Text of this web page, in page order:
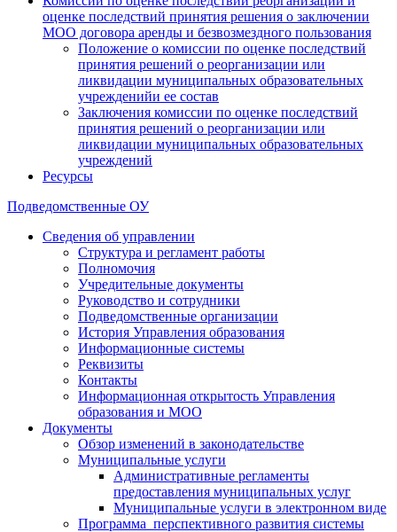
оценке последствий принятия решения о заключении
МОО договора аренды и безвозмездного пользования
Положение о комиссии по оценке последствий
принятия решений о реорганизации или
ликвидации муниципальных образовательных
учрежденийи ее состав
Заключения комиссии по оценке последствий
принятия решений о реорганизации или
ликвидации муниципальных образовательных
учреждений
Ресурсы
Подведомственные ОУ
Сведения об управлении
Структура и регламент работы
Полномочия
Учредительные документы
Руководство и сотрудники
Подведомственные организации
История Управления образования
Информационные системы
Реквизиты
Контакты
Информационная открытость Управления
образования и МОО
Документы
Обзор изменений в законодательстве
Муниципальные услуги
Административные регламенты
предоставления муниципальных услуг
Муниципальные услуги в электронном виде
Программа перспективного развития системы